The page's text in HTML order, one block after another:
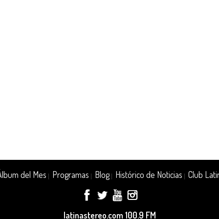
del Mes Programas Blog| Histórico de Noticias Club
latinastereo.com 100.9 FM